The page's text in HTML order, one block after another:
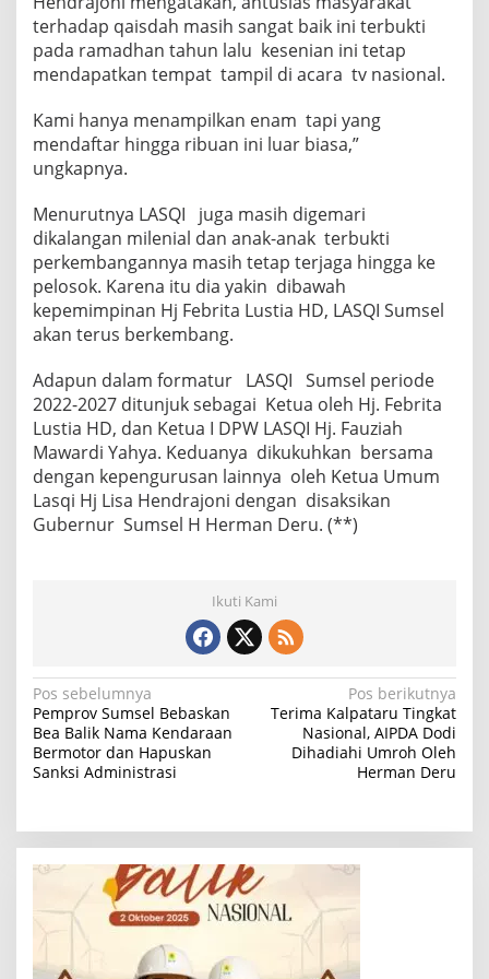
terhadap qaisdah masih sangat baik ini terbukti
pada ramadhan tahun lalu kesenian ini tetap
mendapatkan tempat tampil di acara tv nasional.
Kami hanya menampilkan enam tapi yang
mendaftar hingga ribuan ini luar biasa,”
ungkapnya.
Menurutnya LASQI juga masih digemari
dikalangan milenial dan anak-anak terbukti
perkembangannya masih tetap terjaga hingga ke
pelosok. Karena itu dia yakin dibawah
kepemimpinan Hj Febrita Lustia HD, LASQI Sumsel
akan terus berkembang.
Adapun dalam formatur LASQI Sumsel periode
2022-2027 ditunjuk sebagai Ketua oleh Hj. Febrita
Lustia HD, dan Ketua I DPW LASQI Hj. Fauziah
Mawardi Yahya. Keduanya dikukuhkan bersama
dengan kepengurusan lainnya oleh Ketua Umum
Lasqi Hj Lisa Hendrajoni dengan disaksikan
Gubernur Sumsel H Herman Deru. (**)
Ikuti Kami
N
a
v
a
s
p
Pos sebelumnya
Pemprov Sumsel Bebaskan
Bea Balik Nama Kendaraan
Bermotor dan Hapuskan
Sanksi Administrasi
Pos berikutnya
Terima Kalpataru Tingkat
Nasional, AIPDA Dodi
Dihadiahi Umroh Oleh
Herman Deru